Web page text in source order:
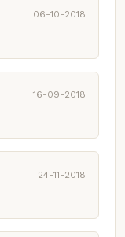
06-10-2018
16-09-2018
24-11-2018